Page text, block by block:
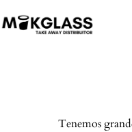
Tenemos